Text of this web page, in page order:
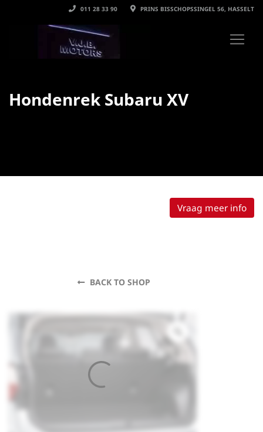
011 28 33 90 PRINS BISSCHOPSSINGEL 56, HASSELT
Hondenrek Subaru XV
Vraag meer info
BACK TO SHOP